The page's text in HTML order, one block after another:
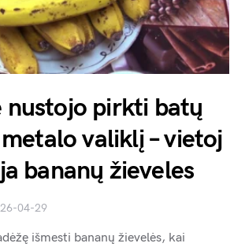
nustojo pirkti batų
valiklį – vietoj
bananų žieveles
04-29
išmesti bananų žievelės, kai